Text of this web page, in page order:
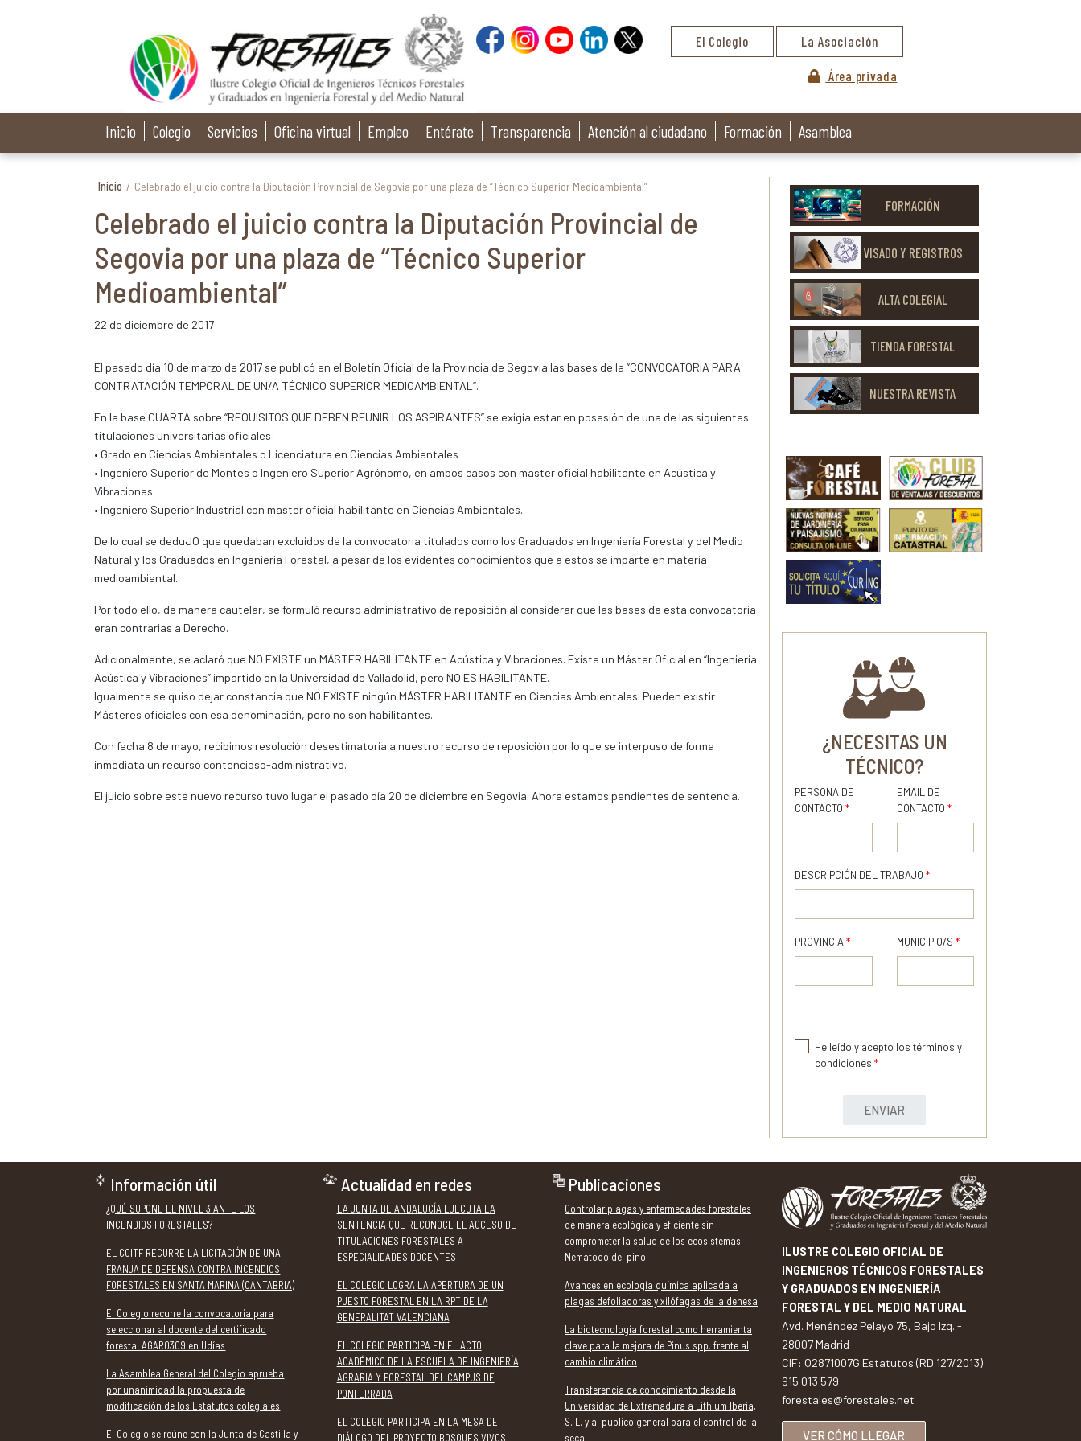
El Colegio La Asociación
Área privada
Inicio Colegio Servicios Oficina virtual Empleo Entérate Transparencia Atención al ciudadano Formación Asamblea
Inicio / Celebrado el juicio contra la Diputación Provincial de Segovia por una plaza de “Técnico Superior Medioambiental”
Celebrado el juicio contra la Diputación Provincial de
Segovia por una plaza de “Técnico Superior
Medioambiental”
22 de diciembre de 2017
El pasado día 10 de marzo de 2017 se publicó en el Boletín Oficial de la Provincia de Segovia las bases de la “CONVOCATORIA PARA
CONTRATACIÓN TEMPORAL DE UN/A TÉCNICO SUPERIOR MEDIOAMBIENTAL”.
En la base CUARTA sobre “REQUISITOS QUE DEBEN REUNIR LOS ASPIRANTES” se exigía estar en posesión de una de las siguientes
titulaciones universitarias oficiales:
• Grado en Ciencias Ambientales o Licenciatura en Ciencias Ambientales
• Ingeniero Superior de Montes o Ingeniero Superior Agrónomo, en ambos casos con master oficial habilitante en Acústica y
Vibraciones.
• Ingeniero Superior Industrial con master oficial habilitante en Ciencias Ambientales.
De lo cual se deduJO que quedaban excluidos de la convocatoria titulados como los Graduados en Ingeniería Forestal y del Medio
Natural y los Graduados en Ingeniería Forestal, a pesar de los evidentes conocimientos que a estos se imparte en materia
medioambiental.
Por todo ello, de manera cautelar, se formuló recurso administrativo de reposición al considerar que las bases de esta convocatoria
eran contrarias a Derecho.
Adicionalmente, se aclaró que NO EXISTE un MÁSTER HABILITANTE en Acústica y Vibraciones. Existe un Máster Oficial en “Ingeniería
Acústica y Vibraciones” impartido en la Universidad de Valladolid, pero NO ES HABILITANTE.
Igualmente se quiso dejar constancia que NO EXISTE ningún MÁSTER HABILITANTE en Ciencias Ambientales. Pueden existir
Másteres oficiales con esa denominación, pero no son habilitantes.
Con fecha 8 de mayo, recibimos resolución desestimatoria a nuestro recurso de reposición por lo que se interpuso de forma
inmediata un recurso contencioso-administrativo.
El juicio sobre este nuevo recurso tuvo lugar el pasado día 20 de diciembre en Segovia. Ahora estamos pendientes de sentencia.
FORMACIÓN
VISADO Y REGISTROS
ALTA COLEGIAL
TIENDA FORESTAL
NUESTRA REVISTA
¿NECESITAS UN
TÉCNICO?
PERSONA DE
CONTACTO *
EMAIL DE
CONTACTO *
DESCRIPCIÓN DEL TRABAJO *
PROVINCIA * MUNICIPIO/S *
He leído y acepto los términos y
condiciones *
ENVIAR
Información útil
¿QUÉ SUPONE EL NIVEL 3 ANTE LOS
INCENDIOS FORESTALES?
EL COITF RECURRE LA LICITACIÓN DE UNA
FRANJA DE DEFENSA CONTRA INCENDIOS
FORESTALES EN SANTA MARINA (CANTABRIA)
El Colegio recurre la convocatoria para
seleccionar al docente del certificado
forestal AGAR0309 en Udías
La Asamblea General del Colegio aprueba
por unanimidad la propuesta de
modificación de los Estatutos colegiales
El Colegio se reúne con la Junta de Castilla y
Actualidad en redes
LA JUNTA DE ANDALUCÍA EJECUTA LA
SENTENCIA QUE RECONOCE EL ACCESO DE
TITULACIONES FORESTALES A
ESPECIALIDADES DOCENTES
EL COLEGIO LOGRA LA APERTURA DE UN
PUESTO FORESTAL EN LA RPT DE LA
GENERALITAT VALENCIANA
EL COLEGIO PARTICIPA EN EL ACTO
ACADÉMICO DE LA ESCUELA DE INGENIERÍA
AGRARIA Y FORESTAL DEL CAMPUS DE
PONFERRADA
EL COLEGIO PARTICIPA EN LA MESA DE
DIÁLOGO DEL PROYECTO BOSQUES VIVOS
Publicaciones
Controlar plagas y enfermedades forestales
de manera ecológica y eficiente sin
comprometer la salud de los ecosistemas.
Nematodo del pino
Avances en ecología química aplicada a
plagas defoliadoras y xilófagas de la dehesa
La biotecnología forestal como herramienta
clave para la mejora de Pinus spp. frente al
cambio climático
Transferencia de conocimiento desde la
Universidad de Extremadura a Lithium Iberia,
S. L. y al público general para el control de la
seca
ILUSTRE COLEGIO OFICIAL DE
INGENIEROS TÉCNICOS FORESTALES
Y GRADUADOS EN INGENIERÍA
FORESTAL Y DEL MEDIO NATURAL
Avd. Menéndez Pelayo 75, Bajo Izq. -
28007 Madrid
CIF: Q2871007G Estatutos (RD 127/2013)
915 013 579
forestales@forestales.net
VER CÓMO LLEGAR